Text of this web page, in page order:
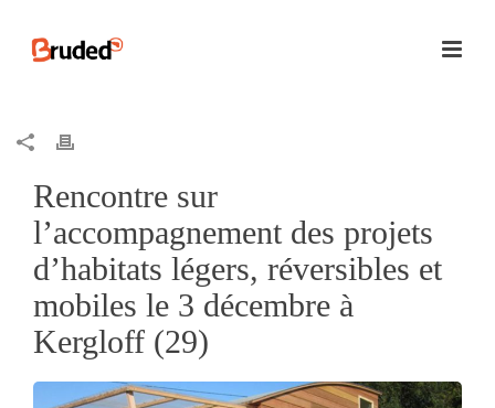
Rencontre sur
l’accompagnement des projets
d’habitats légers, réversibles et
mobiles le 3 décembre à
Kergloff (29)